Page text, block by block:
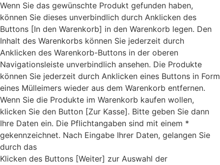
Wenn Sie das gewünschte Produkt gefunden haben,
können Sie dieses unverbindlich durch Anklicken des
Buttons [In den Warenkorb] in den Warenkorb legen. Den
Inhalt des Warenkorbs können Sie jederzeit durch
Anklicken des Warenkorb-Buttons in der oberen
Navigationsleiste unverbindlich ansehen. Die Produkte
können Sie jederzeit durch Anklicken eines Buttons in Form
eines Mülleimers wieder aus dem Warenkorb entfernen.
Wenn Sie die Produkte im Warenkorb kaufen wollen,
klicken Sie den Button [Zur Kasse]. Bitte geben Sie dann
Ihre Daten ein. Die Pflichtangaben sind mit einem *
gekennzeichnet. Nach Eingabe Ihrer Daten, gelangen Sie
durch das
Klicken des Buttons [Weiter] zur Auswahl der